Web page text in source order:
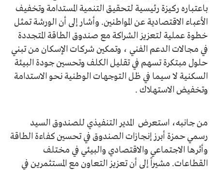
باعتباره ركيزة رئيسية لتحقيق التنمية المستدامة وتخفيف
الأعباء الاقتصادية عن المواطنين. وأشار إلى أن الورشة تمثل
خطوة عملية لتعزيز الشراكة مع صندوق الطاقة المتجددة
في مجالات الدعم الفني ، وتمكين شركات الإسكان من تبني
حلول مبتكرة تسهم في تقليل الكلف وتحسين جودة البيئة
السكنية لا سيما في ظل التوجهات الوطنية نحو الاستدامة
وتخفيض الاستهلاك .
من جانبه، استعرض المدير التنفيذي للصندوق السيد
رسمي حمزة أبرز إنجازات الصندوق في تحسين كفاءة الطاقة
وأثرها الاجتماعي والاقتصادي والبيئي في مختلف
القطاعات. مشيراً إلى أن تعزيز التعاون مع المستثمرين في